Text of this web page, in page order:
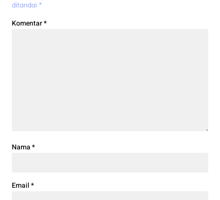
ditandai *
Komentar*
Nama*
Email*